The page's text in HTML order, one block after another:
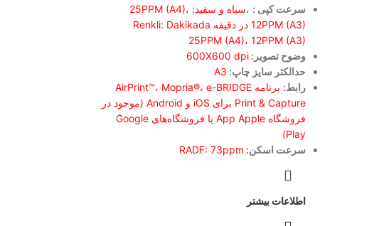
سرعت کپی : ،
سیاه و سفید: 25PPM (A4)،
12PPM (A3) در دقیقه Renkli: Dakikada
25PPM (A4)، 12PPM (A3)
وضوح تصویر:600X600 dpi
حدالکثر سایز چاپ: A3
رابط:
برنامه AirPrint™، Mopria®، e-BRIDGE
Print & Capture برای iOS و Android (موجود در
فروشگاه App Apple یا فروشگاه‌های Google
Play)
سرعت اسکن: RADF: 73ppm
اطلاعات بیشتر